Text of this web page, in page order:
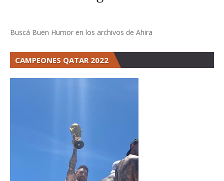
Buscá Buen Humor en los archivos de Ahira
CAMPEONES QATAR 2022